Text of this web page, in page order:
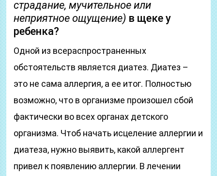
страдание, мучительное или
неприятное ощущение) в щеке у
ребенка?
Одной из всераспространенных
обстоятельств является диатез. Диатез –
это не сама аллергия, а ее итог. Полностью
возможно, что в организме произошел сбой
фактически во всех органах детского
организма. Чтоб начать исцеление аллергии и
диатеза, нужно выявить, какой аллергент
привел к появлению аллергии. В лечении